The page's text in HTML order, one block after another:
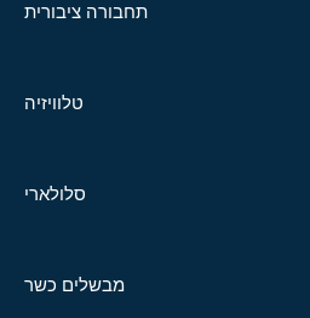
תחבורה ציבורית
טלוויזיה
סלולארי
מבשלים כשר